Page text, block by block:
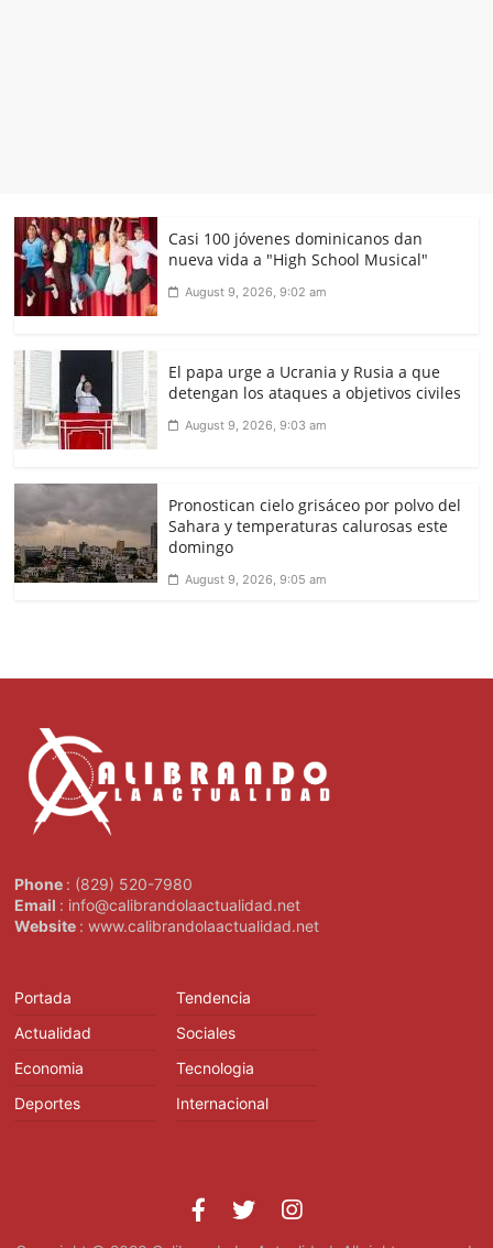
Casi 100 jóvenes dominicanos dan
nueva vida a "High School Musical"
August 9, 2026, 9:02 am
El papa urge a Ucrania y Rusia a que
detengan los ataques a objetivos civiles
August 9, 2026, 9:03 am
Pronostican cielo grisáceo por polvo del
Sahara y temperaturas calurosas este
domingo
August 9, 2026, 9:05 am
Phone : (829) 520-7980
Email : info@calibrandolaactualidad.net
Website : www.calibrandolaactualidad.net
Portada
Actualidad
Economia
Deportes
Tendencia
Sociales
Tecnologia
Internacional